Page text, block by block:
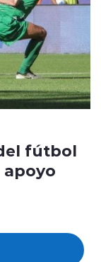
fútbol